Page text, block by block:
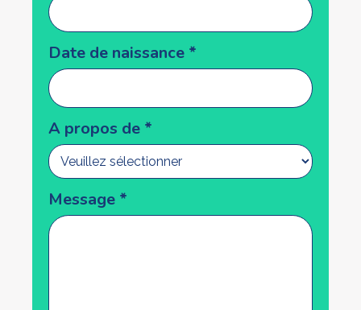
Date de naissance *
A propos de *
Message *